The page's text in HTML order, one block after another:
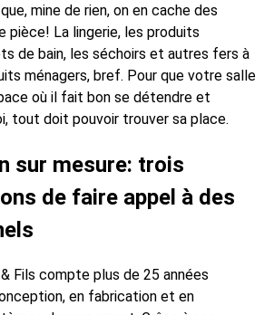
mine de rien, on en cache des
pièce! La lingerie, les produits
de bain, les séchoirs et autres fers à
ménagers, bref. Pour que votre salle
où il fait bon se détendre et
tout doit pouvoir trouver sa place.
sur mesure: trois
de faire appel à des
Fils compte plus de 25 années
en fabrication et en